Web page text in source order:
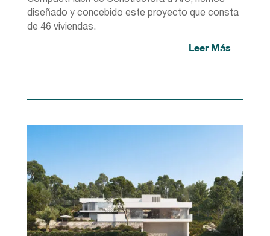
diseñado y concebido este proyecto que consta
de 46 viviendas.
Leer Más